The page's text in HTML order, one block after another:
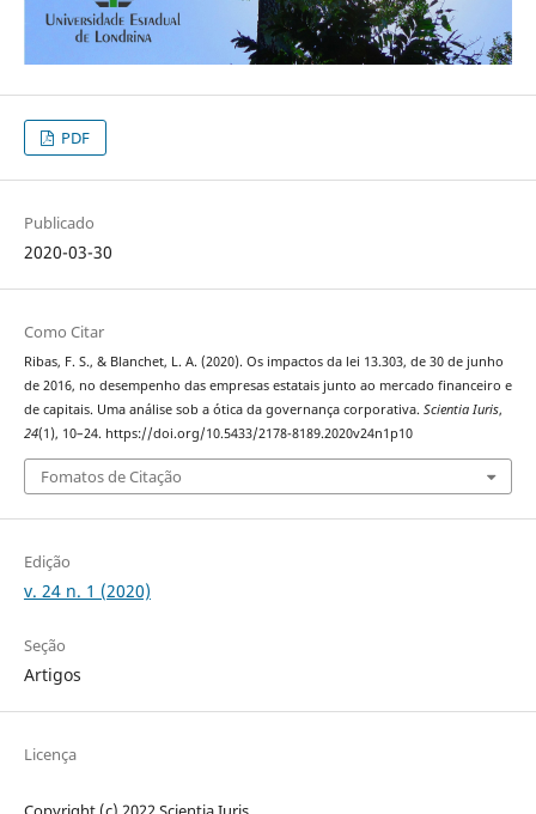
PDF
Publicado
2020-03-30
Como Citar
Ribas, F. S., & Blanchet, L. A. (2020). Os impactos da lei 13.303, de 30 de junho
de 2016, no desempenho das empresas estatais junto ao mercado financeiro e
de capitais. Uma análise sob a ótica da governança corporativa. Scientia Iuris,
24(1), 10–24. https://doi.org/10.5433/2178-8189.2020v24n1p10
Fomatos de Citação
Edição
v. 24 n. 1 (2020)
Seção
Artigos
Licença